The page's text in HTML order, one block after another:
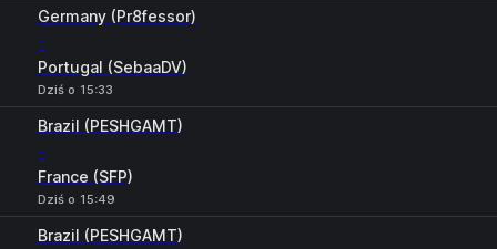
Germany (Pr8fessor)
-
Portugal (SebaaDV)
Dziś o 15:33
Brazil (PESHGAMT)
-
France (SFP)
Dziś o 15:49
Brazil (PESHGAMT)